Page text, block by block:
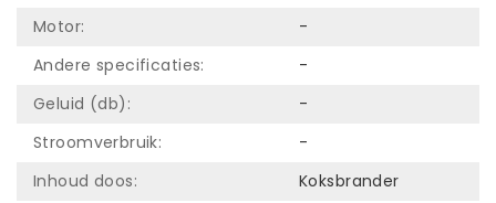
Motor:
-
Andere specificaties:
-
Geluid (db):
-
Stroomverbruik:
-
Inhoud doos:
Koksbrander